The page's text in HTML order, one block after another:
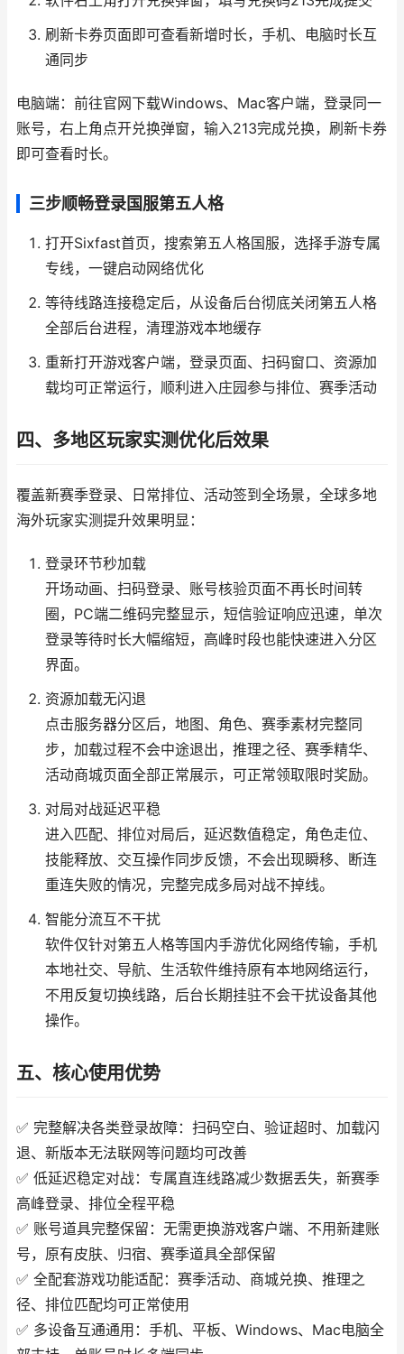
刷新卡券页面即可查看新增时长，手机、电脑时长互
通同步
电脑端：前往官网下载Windows、Mac客户端，登录同一
账号，右上角点开兑换弹窗，输入213完成兑换，刷新卡券
即可查看时长。
三步顺畅登录国服第五人格
打开Sixfast首页，搜索第五人格国服，选择手游专属
专线，一键启动网络优化
等待线路连接稳定后，从设备后台彻底关闭第五人格
全部后台进程，清理游戏本地缓存
重新打开游戏客户端，登录页面、扫码窗口、资源加
载均可正常运行，顺利进入庄园参与排位、赛季活动
四、多地区玩家实测优化后效果
覆盖新赛季登录、日常排位、活动签到全场景，全球多地
海外玩家实测提升效果明显：
登录环节秒加载
开场动画、扫码登录、账号核验页面不再长时间转
圈，PC端二维码完整显示，短信验证响应迅速，单次
登录等待时长大幅缩短，高峰时段也能快速进入分区
界面。
资源加载无闪退
点击服务器分区后，地图、角色、赛季素材完整同
步，加载过程不会中途退出，推理之径、赛季精华、
活动商城页面全部正常展示，可正常领取限时奖励。
对局对战延迟平稳
进入匹配、排位对局后，延迟数值稳定，角色走位、
技能释放、交互操作同步反馈，不会出现瞬移、断连
重连失败的情况，完整完成多局对战不掉线。
智能分流互不干扰
软件仅针对第五人格等国内手游优化网络传输，手机
本地社交、导航、生活软件维持原有本地网络运行，
不用反复切换线路，后台长期挂驻不会干扰设备其他
操作。
五、核心使用优势
✅ 完整解决各类登录故障：扫码空白、验证超时、加载闪
退、新版本无法联网等问题均可改善
✅ 低延迟稳定对战：专属直连线路减少数据丢失，新赛季
高峰登录、排位全程平稳
✅ 账号道具完整保留：无需更换游戏客户端、不用新建账
号，原有皮肤、归宿、赛季道具全部保留
✅ 全配套游戏功能适配：赛季活动、商城兑换、推理之
径、排位匹配均可正常使用
✅ 多设备互通通用：手机、平板、Windows、Mac电脑全